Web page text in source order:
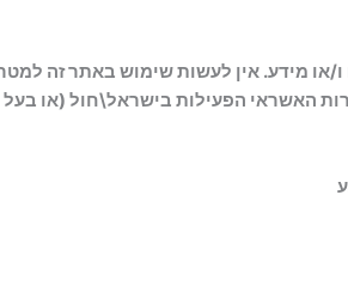
או מידע. אין לעשות שימוש באתר זה
של אחת מחברות האשראי הפעילות